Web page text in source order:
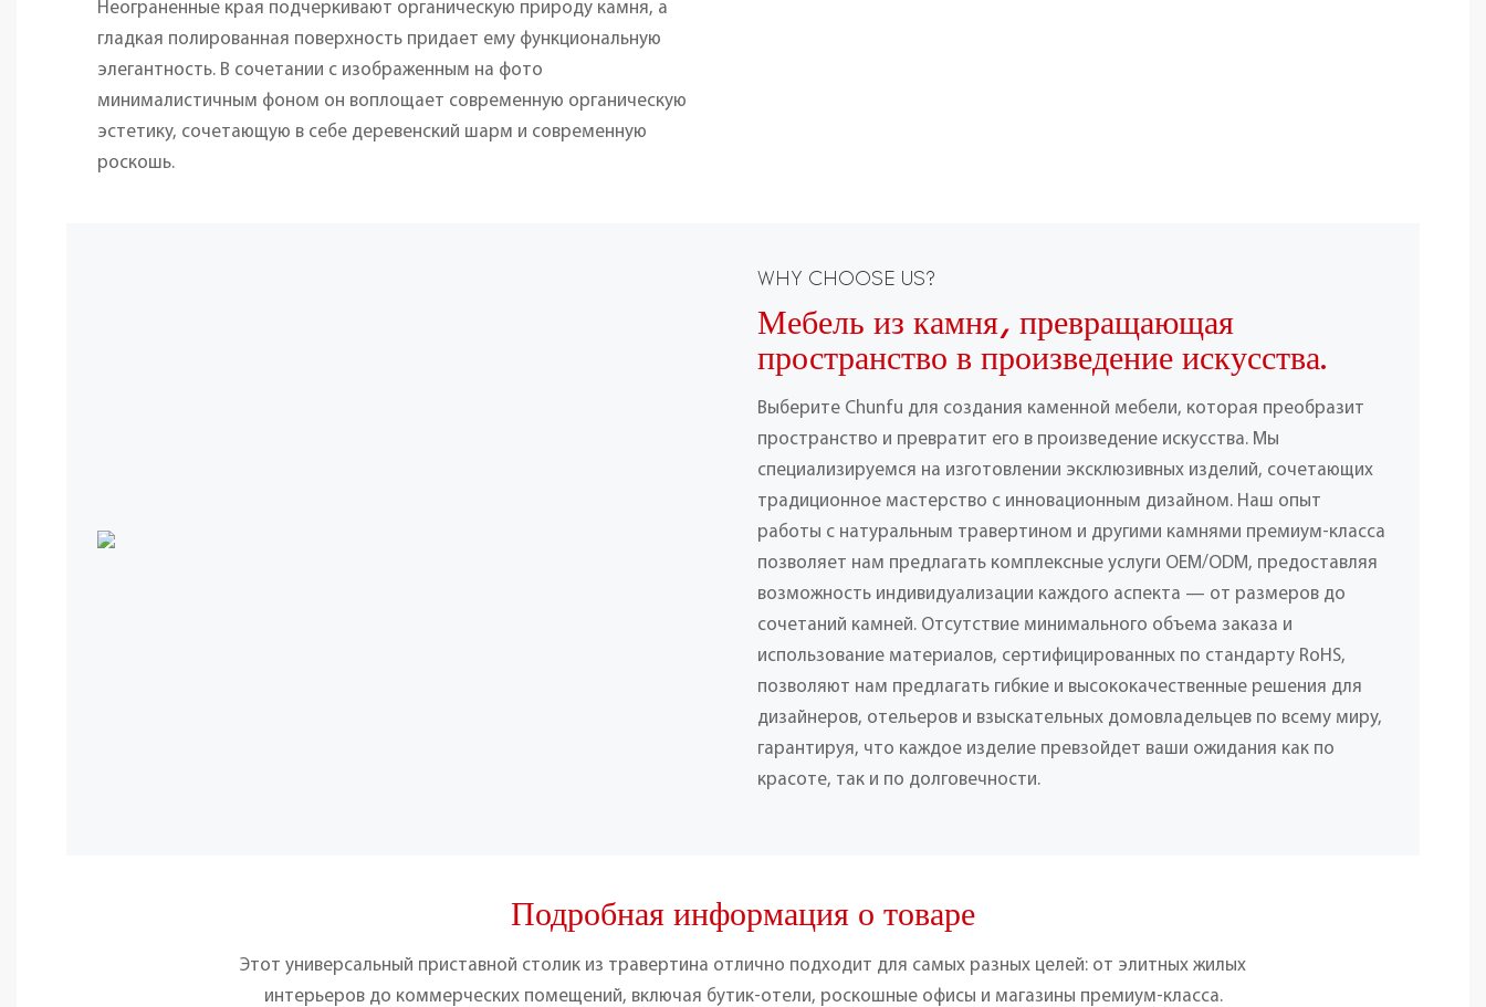
Неограненные края подчеркивают органическую природу камня, а
гладкая полированная поверхность придает ему функциональную
элегантность. В сочетании с изображенным на фото
минималистичным фоном он воплощает современную органическую
эстетику, сочетающую в себе деревенский шарм и современную
роскошь.
WHY CHOOSE US?
Мебель из камня, превращающая
пространство в произведение искусства.
Выберите Chunfu для создания каменной мебели, которая преобразит
пространство и превратит его в произведение искусства. Мы
специализируемся на изготовлении эксклюзивных изделий, сочетающих
традиционное мастерство с инновационным дизайном. Наш опыт
работы с натуральным травертином и другими камнями премиум-класса
позволяет нам предлагать комплексные услуги OEM/ODM, предоставляя
возможность индивидуализации каждого аспекта — от размеров до
сочетаний камней. Отсутствие минимального объема заказа и
использование материалов, сертифицированных по стандарту RoHS,
позволяют нам предлагать гибкие и высококачественные решения для
дизайнеров, отельеров и взыскательных домовладельцев по всему миру,
гарантируя, что каждое изделие превзойдет ваши ожидания как по
красоте, так и по долговечности.
Подробная информация о товаре
Этот универсальный приставной столик из травертина отлично подходит для самых разных целей: от элитных жилых
интерьеров до коммерческих помещений, включая бутик-отели, роскошные офисы и магазины премиум-класса.